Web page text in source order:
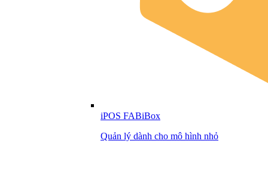
iPOS FABiBox
Quản lý dành cho mô hình nhỏ